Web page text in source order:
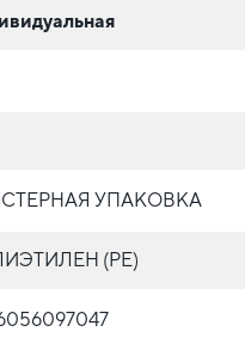
УПАКОВКА
(PE)